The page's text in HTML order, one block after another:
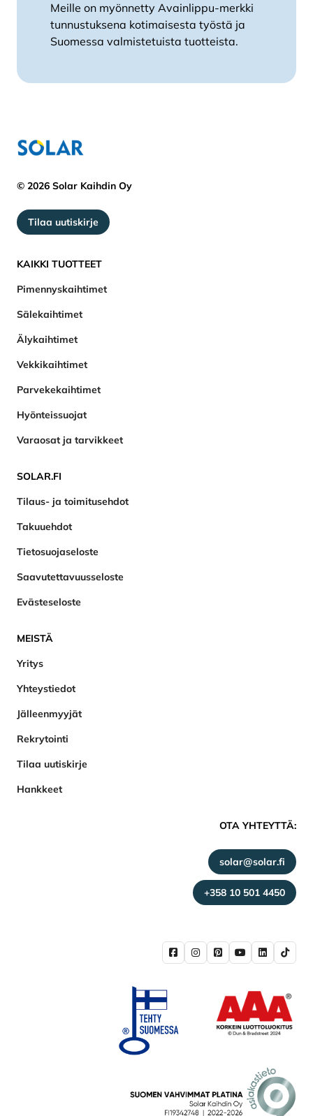
Meille on myönnetty Avainlippu-merkki
tunnustuksena kotimaisesta työstä ja
Suomessa valmistetuista tuotteista.
© 2026 Solar Kaihdin Oy
Tilaa uutiskirje
KAIKKI TUOTTEET
Pimennyskaihtimet
Sälekaihtimet
Älykaihtimet
Vekkikaihtimet
Parvekekaihtimet
Hyönteissuojat
Varaosat ja tarvikkeet
SOLAR.FI
Tilaus- ja toimitusehdot
Takuuehdot
Tietosuojaseloste
Saavutettavuusseloste
Evästeseloste
MEISTÄ
Yritys
Yhteystiedot
Jälleenmyyjät
Rekrytointi
Tilaa uutiskirje
Hankkeet
OTA YHTEYTTÄ:
solar@solar.fi
+358 10 501 4450